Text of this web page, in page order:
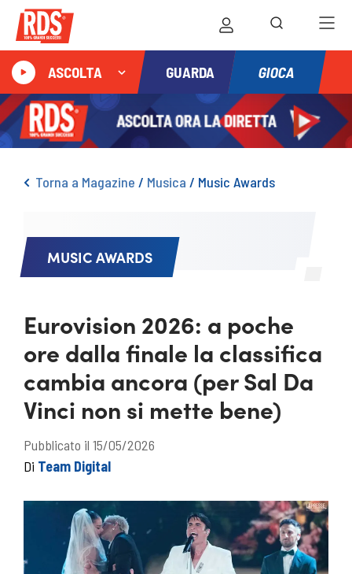
ASCOLTA GUARDA GIOCA
Torna a Magazine / Musica / Music Awards
MUSIC AWARDS
Eurovision 2026: a poche
ore dalla finale la classifica
cambia ancora (per Sal Da
Vinci non si mette bene)
Pubblicato il 15/05/2026
Di Team Digital